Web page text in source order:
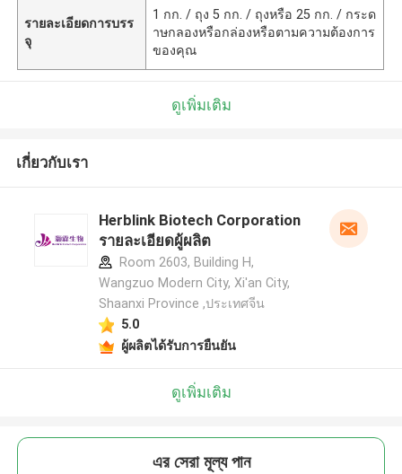
รายละเอียดการบรร
จุ
1 กก. / ถุง 5 กก. / ถุงหรือ 25 กก. / กระด
าษกลองหรือกล่องหรือตามความต้องการ
ของคุณ
ดูเพิ่มเติม
เกี่ยวกับเรา
Herblink Biotech Corporation
รายละเอียดผู้ผลิต
Room 2603, Building H,
Wangzuo Modern City, Xi'an City,
Shaanxi Province ,ประเทศจีน
5.0
ผู้ผลิตได้รับการยืนยัน
ดูเพิ่มเติม
এর সেরা মূল্য পান